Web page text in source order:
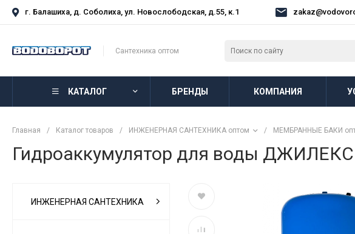
г. Балашиха, д. Соболиха, ул. Новослободская, д.55, к.1
Сантехника оптом
КАТАЛОГ БРЕНДЫ КОМПАНИЯ
Главная / Каталог товаров / ИНЖЕНЕРНАЯ САНТЕХНИКА оптом / МЕМБРАННЫЕ БАКИ
Гидроаккумулятор для воды
ИНЖЕНЕРНАЯ САНТЕХНИКА